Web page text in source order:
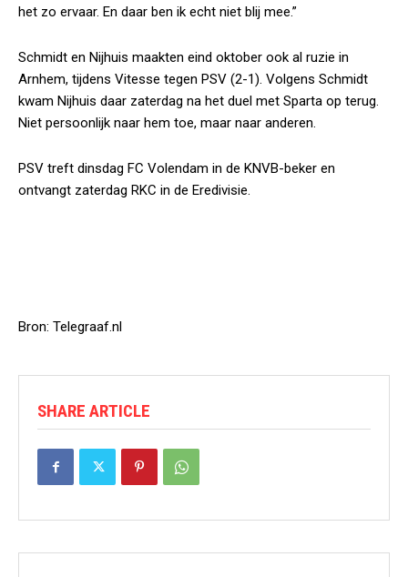
het zo ervaar. En daar ben ik echt niet blij mee.”
Schmidt en Nijhuis maakten eind oktober ook al ruzie in
Arnhem, tijdens Vitesse tegen PSV (2-1). Volgens Schmidt
kwam Nijhuis daar zaterdag na het duel met Sparta op terug.
Niet persoonlijk naar hem toe, maar naar anderen.
PSV treft dinsdag FC Volendam in de KNVB-beker en
ontvangt zaterdag RKC in de Eredivisie.
Bron: Telegraaf.nl
SHARE ARTICLE